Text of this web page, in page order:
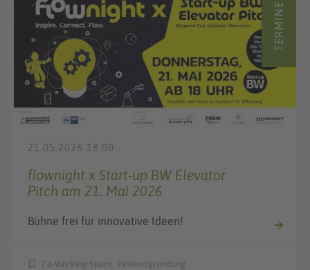
TERMINE
21.05.2026 18:00
flownight x Start-up BW Elevator
Pitch am 21. Mai 2026
Bühne frei für innovative Ideen!
Co-Working Space, Existenzgründung